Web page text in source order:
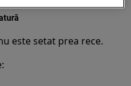
este setat prea rece.